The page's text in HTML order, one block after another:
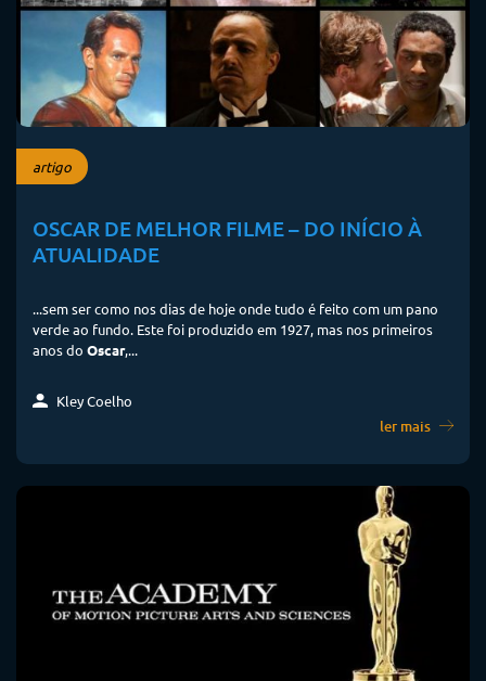
artigo
OSCAR DE MELHOR FILME – DO INÍCIO À
ATUALIDADE
...sem ser como nos dias de hoje onde tudo é feito com um pano
verde ao fundo. Este foi produzido em 1927, mas nos primeiros
anos do Oscar,...
Kley Coelho
ler mais